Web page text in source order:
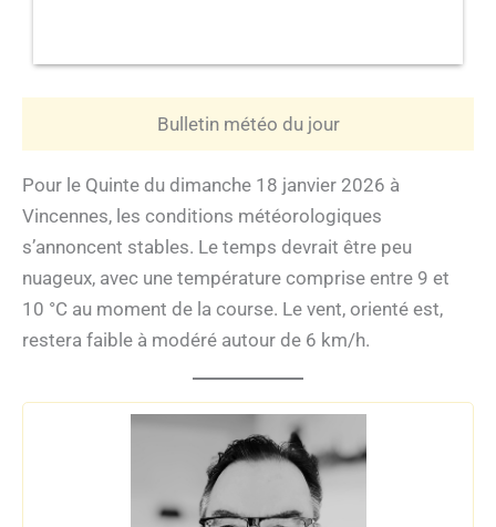
Bulletin météo du jour
Pour le Quinte du dimanche 18 janvier 2026 à
Vincennes, les conditions météorologiques
s’annoncent stables. Le temps devrait être peu
nuageux, avec une température comprise entre 9 et
10 °C au moment de la course. Le vent, orienté est,
restera faible à modéré autour de 6 km/h.